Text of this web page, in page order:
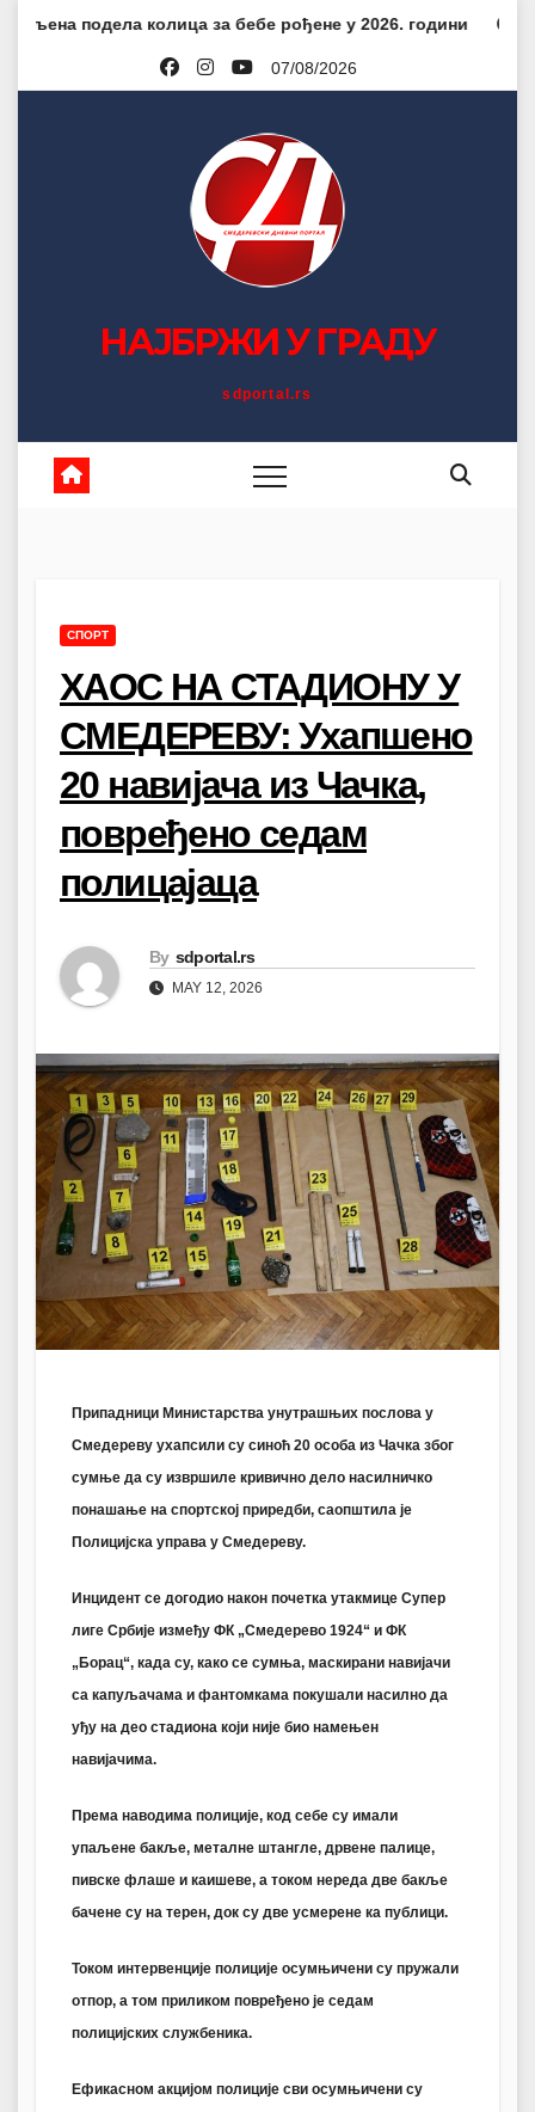
content
колица за бебе рођене у 2026. години Град тражи
07/08/2026
НАЈБРЖИ У ГРАДУ
sdportal.rs
СПОРТ
ХАОС НА СТАДИОНУ У
СМЕДЕРЕВУ: Ухапшено
20 навијача из Чачка,
повређено седам
полицајаца
By sdportal.rs
MAY 12, 2026
Припадници Министарства унутрашњих послова у
Смедереву ухапсили су синоћ 20 особа из Чачка због
сумње да су извршиле кривично дело насилничко
понашање на спортској приредби, саопштила је
Полицијска управа у Смедереву.
Инцидент се догодио након почетка утакмице Супер
лиге Србије између ФК „Смедерево 1924“ и ФК
„Борац“, када су, како се сумња, маскирани навијачи
са капуљачама и фантомкама покушали насилно да
уђу на део стадиона који није био намењен
навијачима.
Према наводима полиције, код себе су имали
упаљене бакље, металне штангле, дрвене палице,
пивске флаше и каишеве, а током нереда две бакље
бачене су на терен, док су две усмерене ка публици.
Током интервенције полиције осумњичени су пружали
отпор, а том приликом повређено је седам
полицијских службеника.
Ефикасном акцијом полиције сви осумњичени су